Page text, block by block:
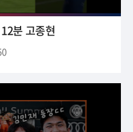
분 고종현